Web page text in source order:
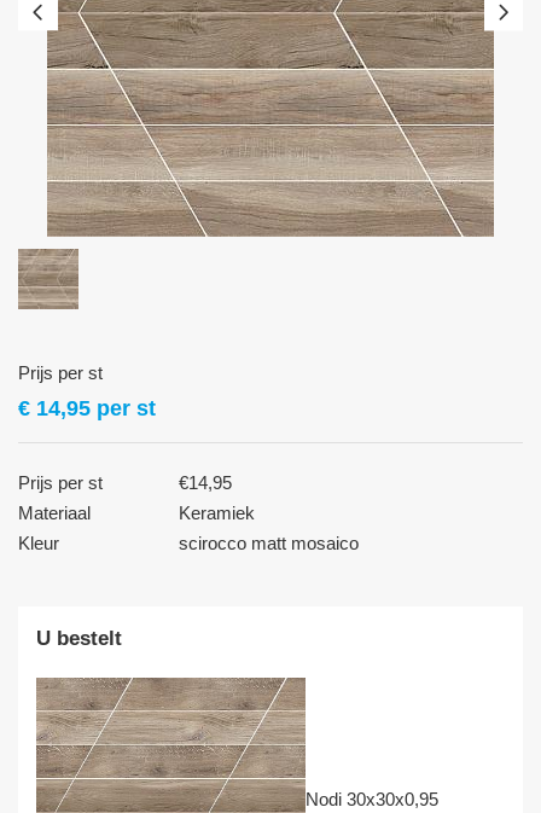
Prijs per st
€ 14,95 per st
Prijs per st
€14,95
Materiaal
Keramiek
Kleur
scirocco matt mosaico
U bestelt
Nodi 30x30x0,95